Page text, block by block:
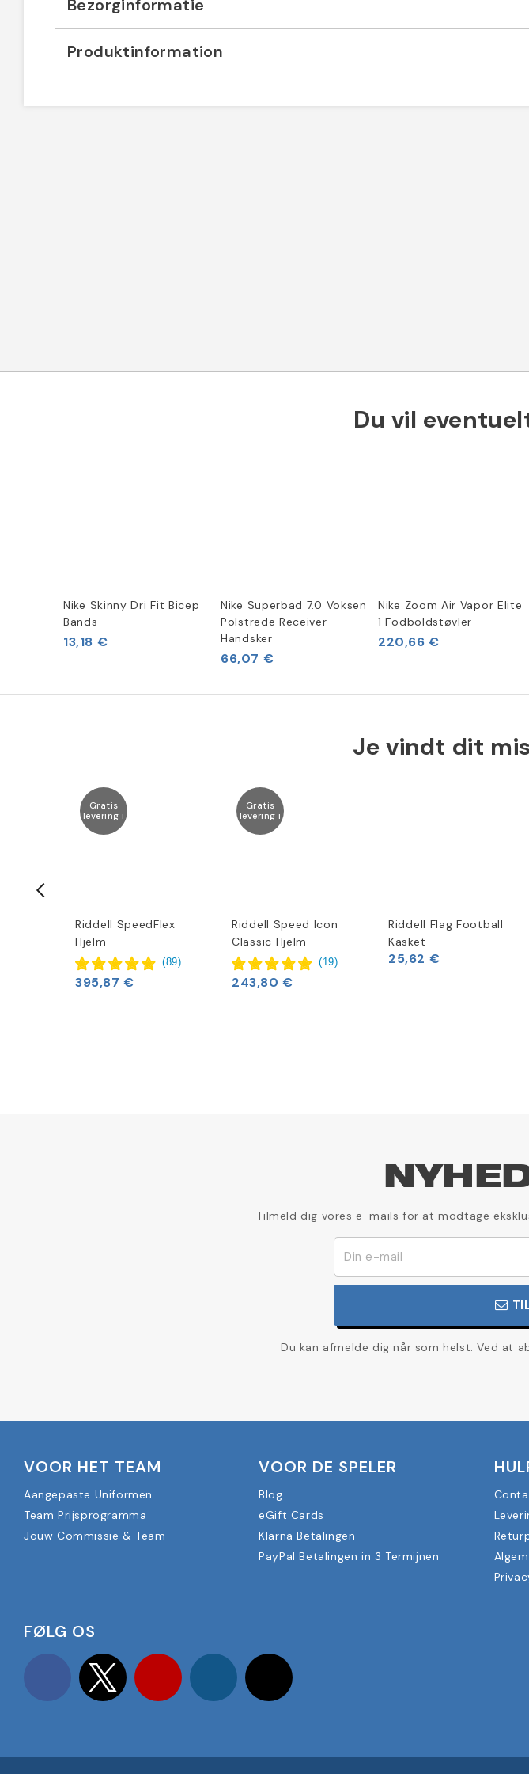
Bezorginformatie
Produktinformation
Du vil
Nike Skinny Dri Fit Bicep
Bands
13,18 €
Nike Superbad 7.0 Voksen
Polstrede Receiver
Handsker
66,07 €
Nike Zoom Air Vapor Elite
1 Fodboldstøvler
220,66 €
Je vindt dit
Gratis
levering i
Riddell SpeedFlex
Hjelm
(89)
395,87 €
Gratis
levering i
Riddell Speed Icon
Classic Hjelm
(19)
243,80 €
Riddell Flag Football
Kasket
25,62 €
Tilmeld dig vores e-mails for at modtage
Du kan afmelde dig når som helst. Ved at
VOOR HET TEAM
Aangepaste Uniformen
Team Prijsprogramma
Jouw Commissie & Team
VOOR DE SPELER
Blog
eGift Cards
Klarna Betalingen
PayPal Betalingen in 3 Termijnen
FØLG OS
Facebook Twitter YouTube Instagram